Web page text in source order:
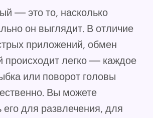
— это то, насколько
он выглядит. В отличие
приложений, обмен
происходит легко — каждое
или поворот головы
Вы можете
его для развлечения, для